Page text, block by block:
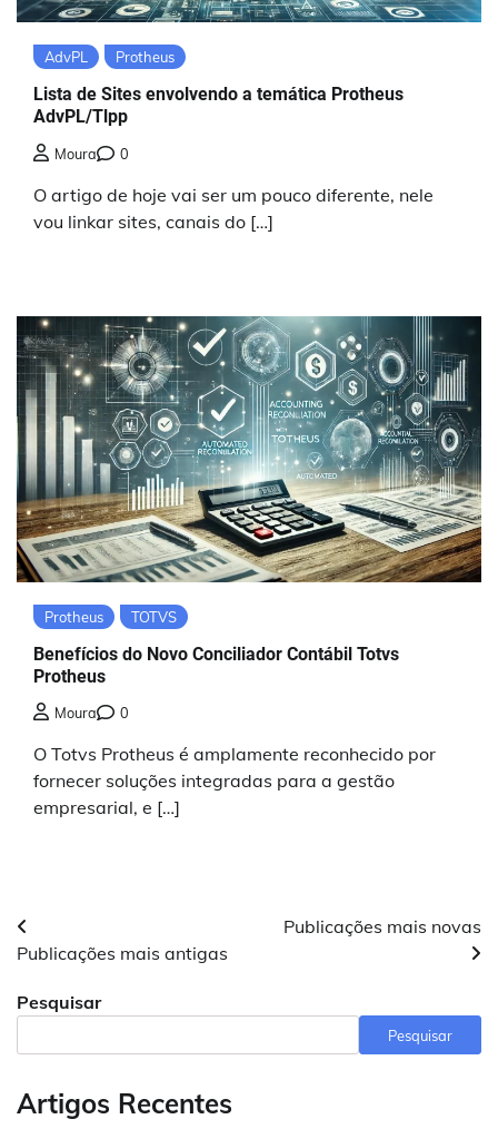
AdvPL Protheus
Lista de Sites envolvendo a temática Protheus
AdvPL/Tlpp
Moura 0
O artigo de hoje vai ser um pouco diferente, nele
vou linkar sites, canais do […]
Protheus TOTVS
Benefícios do Novo Conciliador Contábil Totvs
Protheus
Moura 0
O Totvs Protheus é amplamente reconhecido por
fornecer soluções integradas para a gestão
empresarial, e […]
Navegação
posts
Publicações mais antigas
Publicações mais novas
Pesquisar
Pesquisar
Artigos Recentes